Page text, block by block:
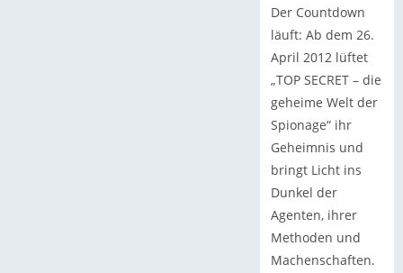
Der Countdown
läuft: Ab dem 26.
April 2012 lüftet
„TOP SECRET – die
geheime Welt der
Spionage“ ihr
Geheimnis und
bringt Licht ins
Dunkel der
Agenten, ihrer
Methoden und
Machenschaften.